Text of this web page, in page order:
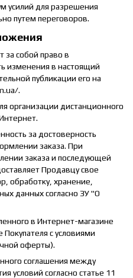
усилий для разрешения
путем переговоров.
за собой право в
изменения в настоящий
публикации его на
.
организации дистанционного
за достоверность
заказа. При
заказа и последующей
Продавцу свое
обработку, хранение,
данных согласно ЗУ "О
в Интернет-магазине
Покупателя с условиями
оферты).
соглашения между
условий согласно статье 11